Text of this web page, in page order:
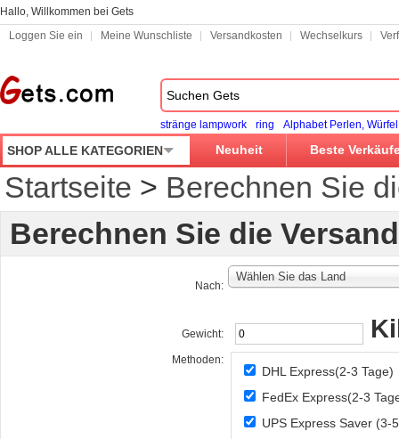
Hallo, Willkommen bei Gets
Loggen Sie ein
Meine Wunschliste Versandkosten Wechselkurs
stränge lampwork ring Alphabet Perlen, Würfel
SHOP ALLE KATEGORIEN Neuheit Beste
Startseite > Berechnen Sie
Berechnen Sie die
Nach:
Wählen Sie das Land
Gewicht:
Methoden:
DHL Express(2-3 Tage)
FedEx Express(2-3
UPS Express Saver (3-